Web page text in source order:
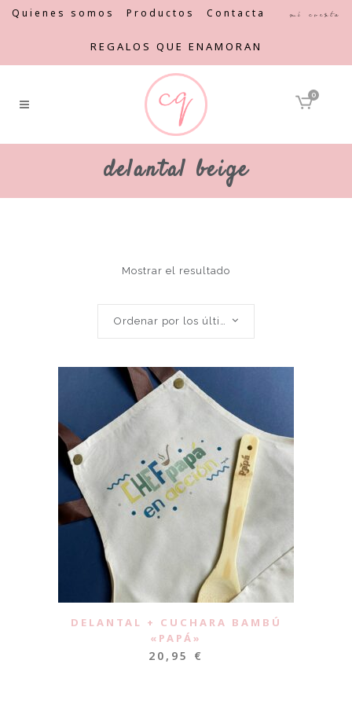
Quienes somos Productos Contacta Mi cuenta
REGALOS QUE ENAMORAN
0
delantal beige
Mostrar el resultado
Ordenar por los últimos
DELANTAL + CUCHARA BAMBÚ
«PAPÁ»
20,95 €